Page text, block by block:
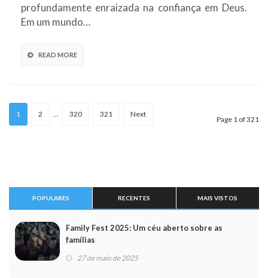
profundamente enraizada na confiança em Deus.
Em um mundo…
READ MORE
1 2 320 321 Next
Page 1 of 321
POPULARES RECENTES MAIS VISTOS
Family Fest 2025: Um céu aberto sobre as
famílias
27 de maio de 2025